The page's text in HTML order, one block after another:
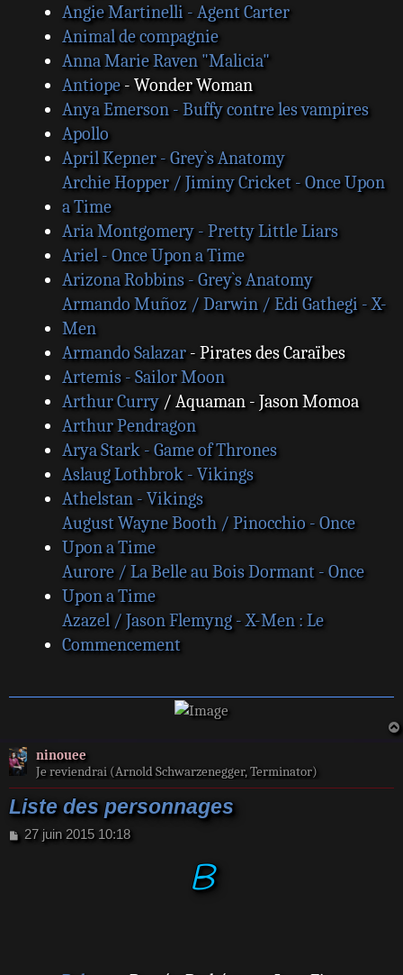
Angie Martinelli - Agent Carter
Animal de compagnie
Anna Marie Raven "Malicia"
Antiope- Wonder Woman
Anya Emerson - Buffy contre les vampires
Apollo
April Kepner - Grey`s Anatomy
Archie Hopper / Jiminy Cricket - Once Upon
a Time
Aria Montgomery - Pretty Little Liars
Ariel - Once Upon a Time
Arizona Robbins - Grey`s Anatomy
Armando Muñoz / Darwin / Edi Gathegi - X-
Men
Armando Salazar- Pirates des Caraïbes
Artemis - Sailor Moon
Arthur Curry/ Aquaman - Jason Momoa
Arthur Pendragon
Arya Stark - Game of Thrones
Aslaug Lothbrok - Vikings
Athelstan - Vikings
August Wayne Booth / Pinocchio - Once
Upon a Time
Aurore / La Belle au Bois Dormant - Once
Upon a Time
Azazel / Jason Flemyng - X-Men : Le
Commencement
ninouee
Je reviendrai (Arnold Schwarzenegger, Terminator)
Liste des personnages
M
27 juin 2015 10:18
B